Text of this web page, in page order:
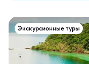
Экскурсионные туры